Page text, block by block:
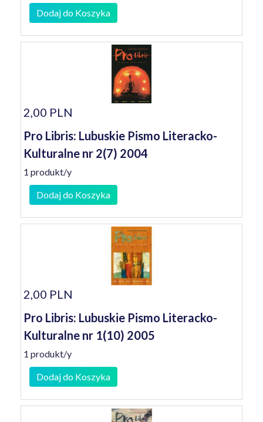
Dodaj do Koszyka
2,00 PLN
Pro Libris: Lubuskie Pismo Literacko-
Kulturalne nr 2(7) 2004
1 produkt/y
Dodaj do Koszyka
2,00 PLN
Pro Libris: Lubuskie Pismo Literacko-
Kulturalne nr 1(10) 2005
1 produkt/y
Dodaj do Koszyka